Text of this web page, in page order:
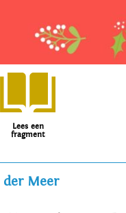
Lees een
fragment
Meer